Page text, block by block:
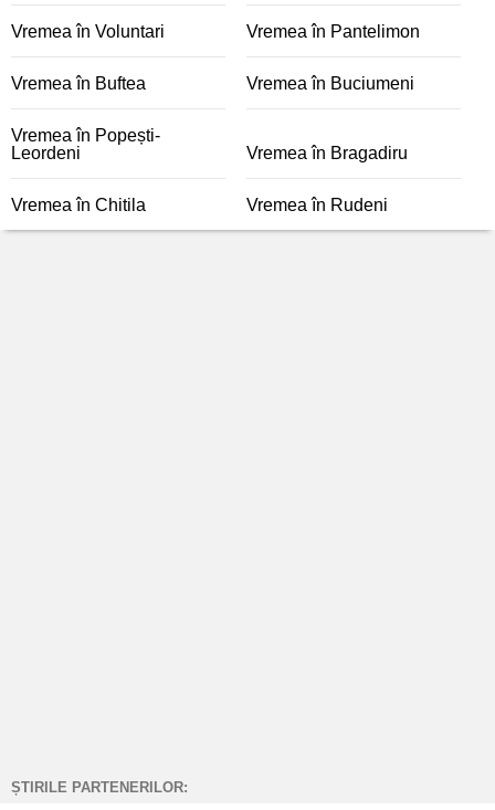
Vremea în Voluntari Vremea în Pantelimon
Vremea în Buftea Vremea în Buciumeni
Vremea în Popești-
Leordeni
Vremea în Bragadiru
Vremea în Chitila Vremea în Rudeni
ȘTIRILE PARTENERILOR: